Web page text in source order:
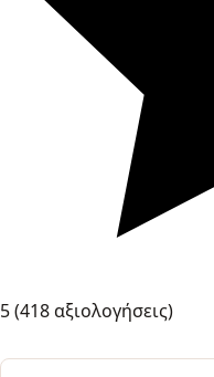
5(418 αξιολογήσεις)